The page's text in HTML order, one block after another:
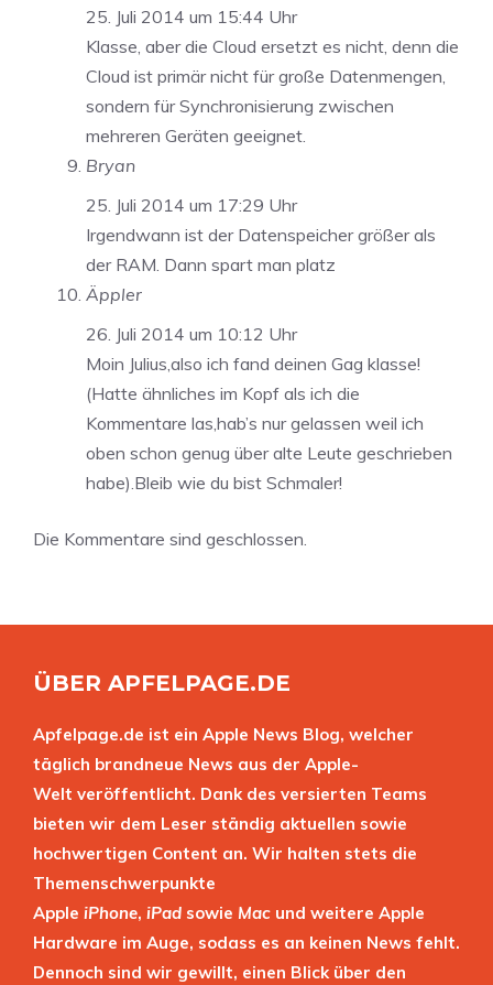
25. Juli 2014 um 15:44 Uhr
Klasse, aber die Cloud ersetzt es nicht, denn die
Cloud ist primär nicht für große Datenmengen,
sondern für Synchronisierung zwischen
mehreren Geräten geeignet.
Bryan
25. Juli 2014 um 17:29 Uhr
Irgendwann ist der Datenspeicher größer als
der RAM. Dann spart man platz
Äppler
26. Juli 2014 um 10:12 Uhr
Moin Julius,also ich fand deinen Gag klasse!
(Hatte ähnliches im Kopf als ich die
Kommentare las,hab’s nur gelassen weil ich
oben schon genug über alte Leute geschrieben
habe).Bleib wie du bist Schmaler!
Die Kommentare sind geschlossen.
ÜBER APFELPAGE.DE
Apfelpage.de ist ein Apple News Blog, welcher
täglich brandneue News aus der Apple-
Welt veröffentlicht. Dank des versierten Teams
bieten wir dem Leser ständig aktuellen sowie
hochwertigen Content an. Wir halten stets die
Themenschwerpunkte
Apple iPhone, iPad sowie Mac und weitere Apple
Hardware im Auge, sodass es an keinen News fehlt.
Dennoch sind wir gewillt, einen Blick über den